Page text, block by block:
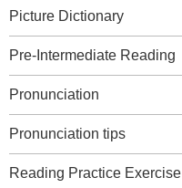
Picture Dictionary
Pre-Intermediate Reading
Pronunciation
Pronunciation tips
Reading Practice Exercise